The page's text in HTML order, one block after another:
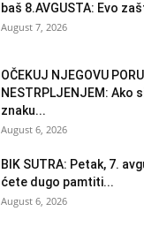
baš 8.AVGUSTA: Evo
August 7, 2026
OČEKUJ NJEGOVU
NESTRPLJENJEM: Ako
znaku...
August 6, 2026
BIK SUTRA: Petak, 7.
ćete dugo pamtiti...
August 6, 2026